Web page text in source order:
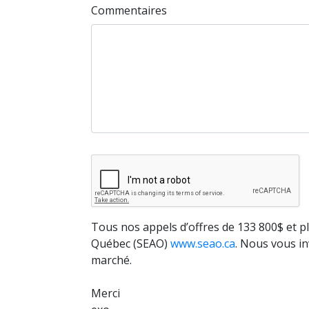
Commentaires
Tous nos appels d’offres de 133 800$ et
Québec (SEAO) www.seao.ca. Nous vous
marché.
Merci